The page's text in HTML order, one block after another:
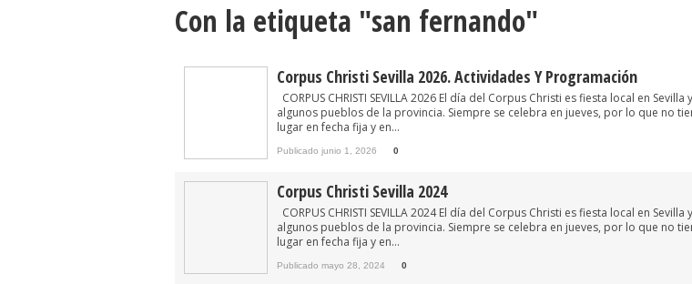
Festival del Patio + Metrópolis 2026. Programación, fechas, artistas y
edición
Sting 3.0 – Icónica Sevilla Fest 2026
The Prodigy – Icónica Sevilla Fest 2026
Con la etiqueta "san fernando"
Corpus Christi Sevilla 2026. Actividades Y Programación
CORPUS CHRISTI SEVILLA 2026 El día del Corpus Christi es fiesta local en Sevilla y
algunos pueblos de la provincia. Siempre se celebra en jueves, por lo que no
lugar en fecha fija y en...
Publicado junio 1, 2026 0
Corpus Christi Sevilla 2024
CORPUS CHRISTI SEVILLA 2024 El día del Corpus Christi es fiesta local en Sevilla y
algunos pueblos de la provincia. Siempre se celebra en jueves, por lo que no
lugar en fecha fija y en...
Publicado mayo 28, 2024 0